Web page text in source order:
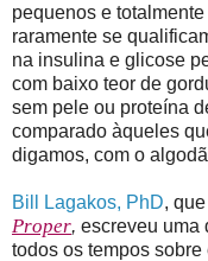
pequenos e
raramente se
na insulina e glicose
com baixo teor de
sem pele ou proteína
comparado àqueles
digamos, com o
Bill Lagakos, PhD,
Proper, escreveu uma
todos os tempos sobre